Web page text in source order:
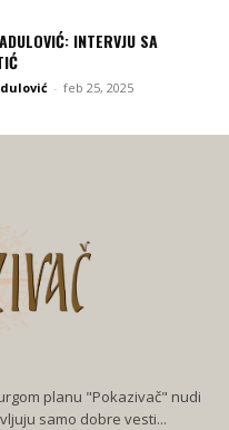
INTERVJU SA
- feb 25, 2025
planu "Pokazivač" nudi
samo dobre vesti...